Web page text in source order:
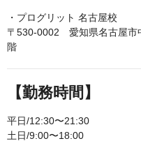
・プログリット 名古屋校
〒530-0002 愛知県名古屋市
階
【勤務時間】
平日/12:30〜21:30
土日/9:00〜18:00